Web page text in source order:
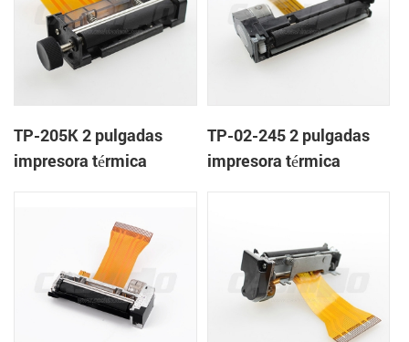
TP-205K 2 pulgadas
impresora térmica
TP-02-245 2 pulgadas
impresora térmica